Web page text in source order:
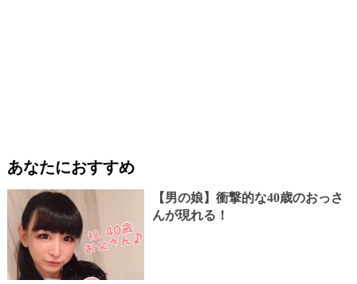
あなたにおすすめ
【男の娘】衝撃的な40歳のおっさ
んが現れる！